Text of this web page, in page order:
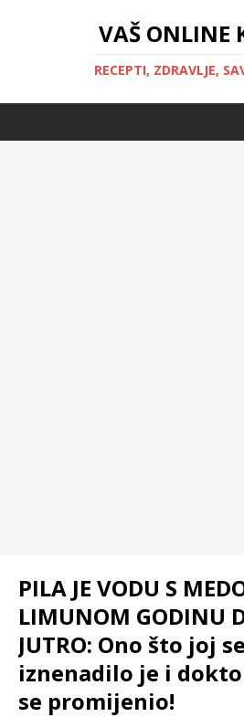
VAŠ ONLINE
RECEPTI, ZDRAVLJE,
PILA JE VODU S
LIMUNOM GODINU
JUTRO: Ono što joj
iznenadilo je i
se promijenio!